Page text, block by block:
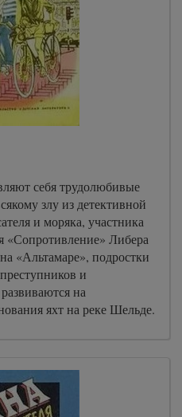
себя трудолюбивые
злу из детективной
и моряка, участника
«Сопротивление» Либера
«Альтамаре», подростки
и
на
яхт на реке Шельде.